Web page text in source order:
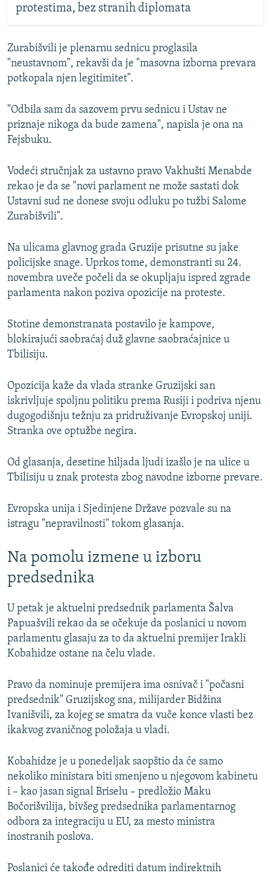
protestima, bez stranih diplomata
Zurabišvili je plenarnu sednicu proglasila
"neustavnom", rekavši da je "masovna izborna prevara
potkopala njen legitimitet".
"Odbila sam da sazovem prvu sednicu i Ustav ne
priznaje nikoga da bude zamena", napisla je ona na
Fejsbuku.
Vodeći stručnjak za ustavno pravo Vakhušti Menabde
rekao je da se "novi parlament ne može sastati dok
Ustavni sud ne donese svoju odluku po tužbi Salome
Zurabišvili".
Na ulicama glavnog grada Gruzije prisutne su jake
policijske snage. Uprkos tome, demonstranti su 24.
novembra uveče počeli da se okupljaju ispred zgrade
parlamenta nakon poziva opozicije na proteste.
Stotine demonstranata postavilo je kampove,
blokirajući saobraćaj duž glavne saobraćajnice u
Tbilisiju.
Opozicija kaže da vlada stranke Gruzijski san
iskrivljuje spoljnu politiku prema Rusiji i podriva njenu
dugogodišnju težnju za pridruživanje Evropskoj uniji.
Stranka ove optužbe negira.
Od glasanja, desetine hiljada ljudi izašlo je na ulice u
Tbilisiju u znak protesta zbog navodne izborne prevare.
Evropska unija i Sjedinjene Države pozvale su na
istragu "nepravilnosti" tokom glasanja.
Na pomolu izmene u izboru
predsednika
U petak je aktuelni predsednik parlamenta Šalva
Papuašvili rekao da se očekuje da poslanici u novom
parlamentu glasaju za to da aktuelni premijer Irakli
Kobahidze ostane na čelu vlade.
Pravo da nominuje premijera ima osnivač i "počasni
predsednik" Gruzijskog sna, milijarder Bidžina
Ivanišvili, za kojeg se smatra da vuče konce vlasti bez
ikakvog zvaničnog položaja u vladi.
Kobahidze je u ponedeljak saopštio da će samo
nekoliko ministara biti smenjeno u njegovom kabinetu
i – kao jasan signal Briselu – predložio Maku
Bočorišvilija, bivšeg predsednika parlamentarnog
odbora za integraciju u EU, za mesto ministra
inostranih poslova.
Poslanici će takođe odrediti datum indirektnih